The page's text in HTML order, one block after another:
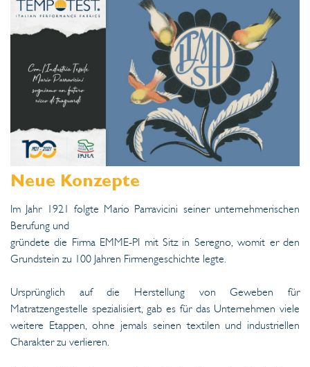
Neue Konzepte
Im Jahr 1921 folgte Mario Parravicini seiner unternehmerischen
Berufung und
gründete die Firma EMME-PI mit Sitz in Seregno, womit er den
Grundstein zu 100 Jahren Firmengeschichte legte.
Ursprünglich auf die Herstellung von Geweben für
Matratzengestelle spezialisiert, gab es für das Unternehmen viele
weitere Etappen, ohne jemals seinen textilen und industriellen
Charakter zu verlieren.